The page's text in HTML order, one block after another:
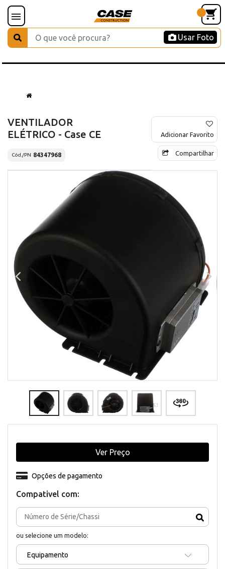
Usar Foto
VENTILADOR
ELÉTRICO - Case CE
Cód./PN 84347968
Adicionar Favorito
Compartilhar
Compativel com:
ou selecione um modelo:
Equipamento
Opções de pagamento
Ver Preço